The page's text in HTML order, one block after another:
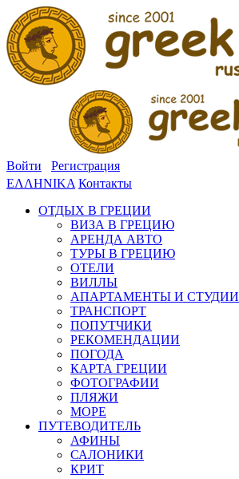
Войти
Регистрация
ΕΛΛΗΝΙΚΑ Контакты
ОТДЫХ В ГРЕЦИИ
ВИЗА В ГРЕЦИЮ
АРЕНДА АВТО
ТУРЫ В ГРЕЦИЮ
ОТЕЛИ
ВИЛЛЫ
АПАРТАМЕНТЫ И СТУДИИ
ТРАНСПОРТ
ПОПУТЧИКИ
РЕКОМЕНДАЦИИ
ПОГОДА
КАРТА ГРЕЦИИ
ФОТОГРАФИИ
ПЛЯЖИ
МОРЕ
ПУТЕВОДИТЕЛЬ
АФИНЫ
САЛОНИКИ
КРИТ